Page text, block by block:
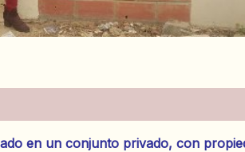
en un conjunto privado, con